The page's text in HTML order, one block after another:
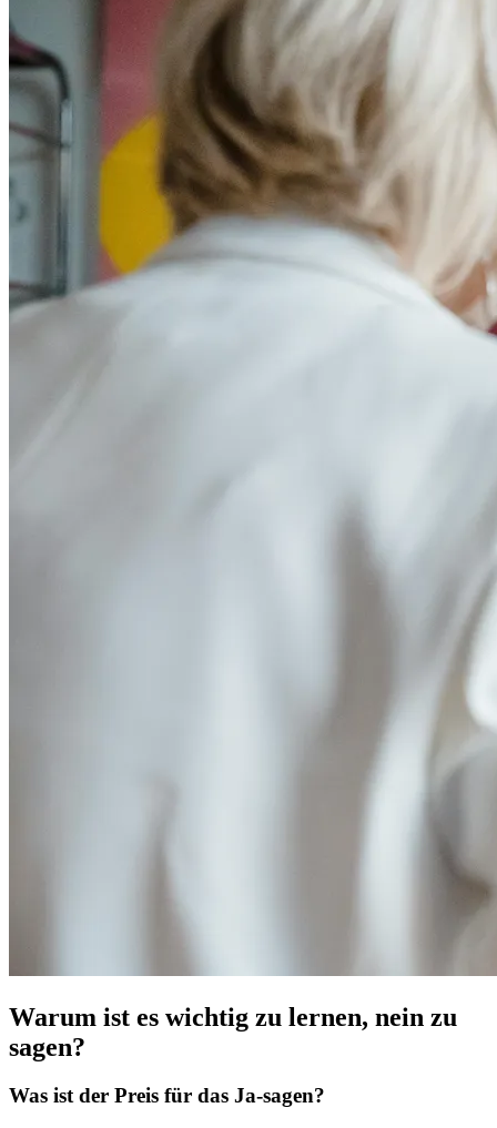
Warum ist es wichtig zu lernen, nein zu
sagen?
Was ist der Preis für das Ja-sagen?